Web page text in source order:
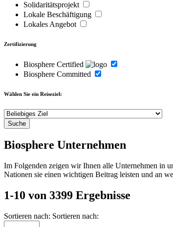
Solidaritätsprojekt
Lokale Beschäftigung
Lokales Angebot
Zertifizierung
Biosphere Certified
Biosphere Committed
Wählen Sie ein Reiseziel:
Biosphere Unternehmen
Im Folgenden zeigen wir Ihnen alle Unternehmen in
Nationen sie einen wichtigen Beitrag leisten und an
1-10 von 3399 Ergebnisse
Sortieren nach: Sortieren nach: